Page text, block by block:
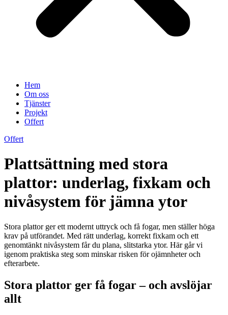
Hem
Om oss
Tjänster
Projekt
Offert
Offert
Plattsättning med stora
plattor: underlag, fixkam och
nivåsystem för jämna ytor
Stora plattor ger ett modernt uttryck och få fogar, men ställer höga
krav på utförandet. Med rätt underlag, korrekt fixkam och ett
genomtänkt nivåsystem får du plana, slitstarka ytor. Här går vi
igenom praktiska steg som minskar risken för ojämnheter och
efterarbete.
Stora plattor ger få fogar – och avslöjar
allt